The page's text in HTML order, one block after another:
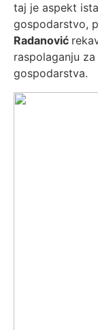
taj je aspekt
gospodarstvo,
Radanović
raspolaganju
gospodarstva.